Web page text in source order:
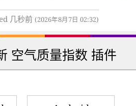
几秒前 (2026年8月7日 02:32)
空气质量指数 插件